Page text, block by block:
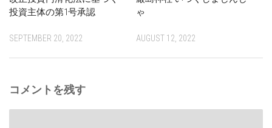
投資主体の第1号承認
SEPTEMBER 20, 2022
ゃ
AUGUST 12, 2022
コメントを残す